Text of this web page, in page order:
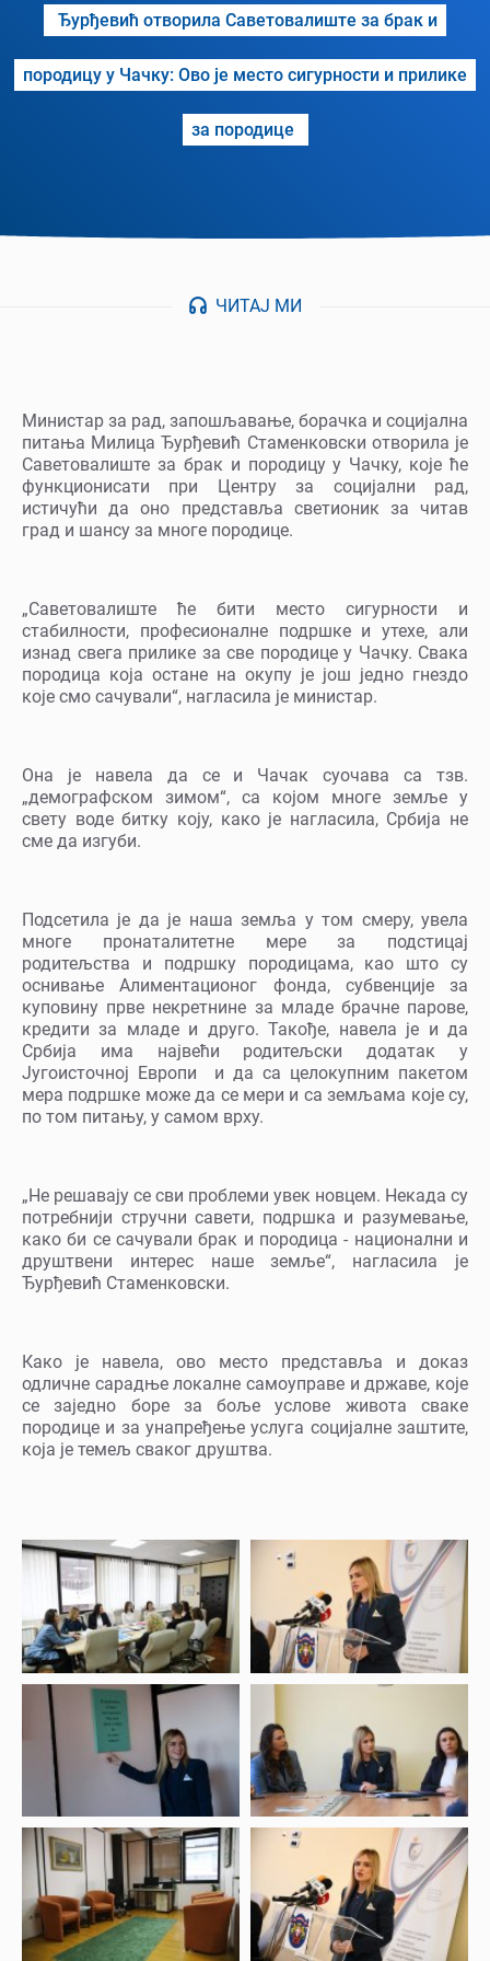
Ђурђевић отворила Саветовалиште за брак и
породицу у Чачку: Ово је место сигурности и прилике
за породице
ЧИТАЈ МИ
Министар за рад, запошљавање, борачка и социјална
питања Милица Ђурђевић Стаменковски отворила је
Саветовалиште за брак и породицу у Чачку, које ће
функционисати при Центру за социјални рад,
истичући да оно представља светионик за читав
град и шансу за многе породице.
„Саветовалиште ће бити место сигурности и
стабилности, професионалне подршке и утехе, али
изнад свега прилике за све породице у Чачку. Свака
породица која остане на окупу је још једно гнездо
које смо сачували“, нагласила је министар.
Она је навела да се и Чачак суочава са тзв.
„демографском зимом“, са којом многе земље у
свету воде битку коју, како је нагласила, Србија не
сме да изгуби.
Подсетила је да је наша земља у том смеру, увела
многе пронаталитетне мере за подстицај
родитељства и подршку породицама, као што су
оснивање Алиментационог фонда, субвенције за
куповину прве некретнине за младе брачне парове,
кредити за младе и друго. Такође, навела је и да
Србија има највећи родитељски додатак у
Југоисточној Европи и да са целокупним пакетом
мера подршке може да се мери и са земљама које су,
по том питању, у самом врху.
„Не решавају се сви проблеми увек новцем. Некада су
потребнији стручни савети, подршка и разумевање,
како би се сачували брак и породица - национални и
друштвени интерес наше земље“, нагласила је
Ђурђевић Стаменковски.
Како је навела, ово место представља и доказ
одличне сарадње локалне самоуправе и државе, које
се заједно боре за боље услове живота сваке
породице и за унапређење услуга социјалне заштите,
која је темељ сваког друштва.